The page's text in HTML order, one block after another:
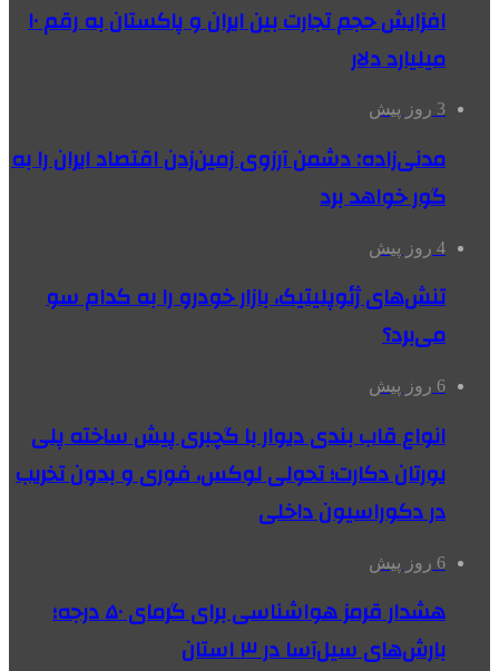
افزایش حجم تجارت بین ایران و پاکستان به رقم ۱۰
میلیارد دلار
3 روز پیش
مدنی‌زاده: دشمن آرزوی زمین‌زدن اقتصاد ایران را به
گور خواهد برد
4 روز پیش
تنش‌های ژئوپلیتیک، بازار خودرو را به کدام سو
می‌برد؟
6 روز پیش
انواع قاب بندی دیوار با گچبری پیش ساخته پلی
یورتان دکارت؛ تحولی لوکس، فوری و بدون تخریب
در دکوراسیون داخلی
6 روز پیش
هشدار قرمز هواشناسی برای گرمای ۵۰ درجه؛
بارش‌های سیل‌آسا در ۳ استان